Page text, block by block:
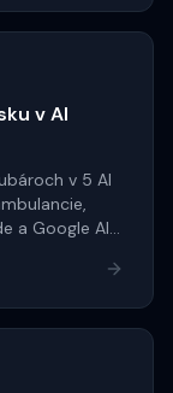
v AI
v 5 AI
a Google AI